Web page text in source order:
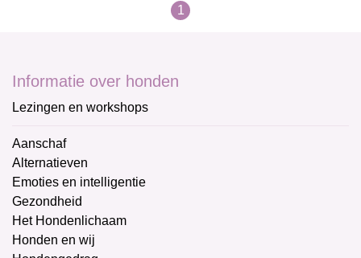
1
Informatie over honden
Lezingen en workshops
Aanschaf
Alternatieven
Emoties en intelligentie
Gezondheid
Het Hondenlichaam
Honden en wij